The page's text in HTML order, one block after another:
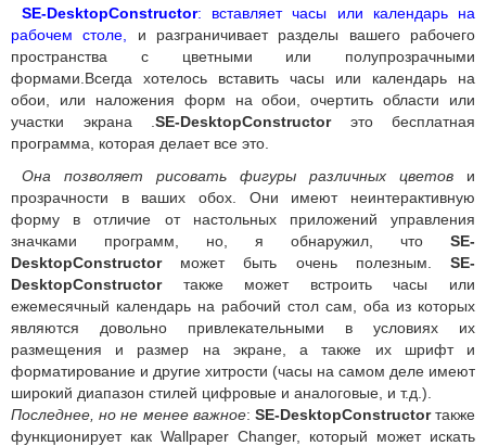
SE-DesktopConstructor: вставляет часы или календарь на
рабочем столе,
и разграничивает разделы вашего рабочего
пространства с цветными или полупрозрачными
формами.Всегда хотелось вставить часы или календарь на
обои, или наложения форм на обои, очертить области или
участки экрана . SE-DesktopConstructorэто бесплатная
программа, которая делает все это.
Она позволяет рисовать фигуры различных цветов и
прозрачности в ваших обох. Они имеют неинтерактивную
форму в отличие от настольных приложений управления
значками программ, но, я обнаружил, что SE-
DesktopConstructorможет быть очень полезным. SE-
DesktopConstructorтакже может встроить часы или
ежемесячный календарь на рабочий стол сам, оба из которых
являются довольно привлекательными в условиях их
размещения и размер на экране, а также их шрифт и
форматирование и другие хитрости (часы на самом деле имеют
широкий диапазон стилей цифровые и аналоговые, и т.д.).
Последнее, но не менее важное: SE-DesktopConstructorтакже
функционирует как Wallpaper Changer, который может искать